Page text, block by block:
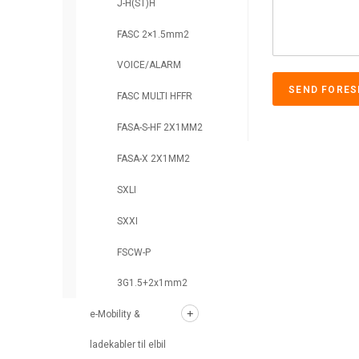
SEND
J-H(ST)H
FASC 2×1.5mm2
VOICE/ALARM
FASC MULTI HFFR
FASA-S-HF 2X1MM2
FASA-X 2X1MM2
SXLI
SXXI
FSCW-P
3G1.5+2x1mm2
e-Mobility &
ladekabler til elbil